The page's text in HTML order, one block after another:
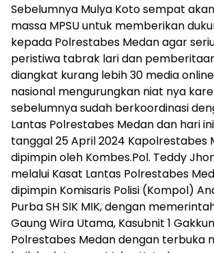
Sebelumnya Mulya Koto sempat
massa MPSU untuk memberikan
kepada Polrestabes Medan agar
peristiwa tabrak lari dan
diangkat kurang lebih 30 media
nasional mengurungkan niat nya
sebelumnya sudah berkoordinasi
Lantas Polrestabes Medan dan hari
tanggal 25 April 2024 Kapolrestabes
dipimpin oleh Kombes.Pol. Teddy
melalui Kasat Lantas Polrestabes
dipimpin Komisaris Polisi (Kompol)
Purba SH SIK MIK, dengan
Gaung Wira Utama, Kasubnit 1
Polrestabes Medan dengan terbuka